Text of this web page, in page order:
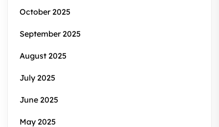
October 2025
September 2025
August 2025
July 2025
June 2025
May 2025